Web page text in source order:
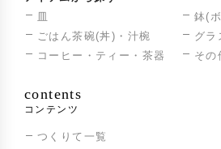
皿
鉢(
ごはん茶碗(丼)・汁椀
グラ
コーヒー・ティー・茶器
その
contents
コンテンツ
つくりて一覧